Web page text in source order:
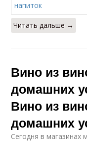
Читать дальше →
Вино из
домашних
Вино из
домашних
Сегодня в магазинах